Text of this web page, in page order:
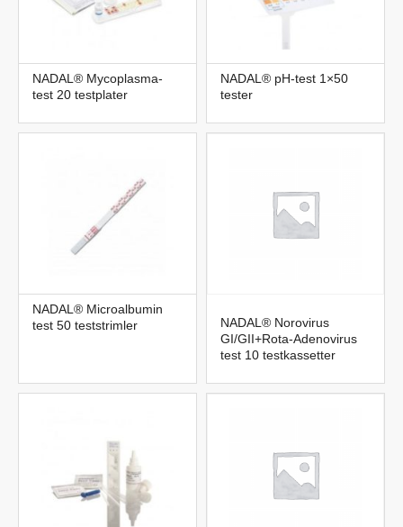
NADAL® Mycoplasma-
test 20 testplater
NADAL® pH-test 1×50
tester
NADAL® Microalbumin
test 50 teststrimler
NADAL® Norovirus
GI/GII+Rota-Adenovirus
test 10 testkassetter